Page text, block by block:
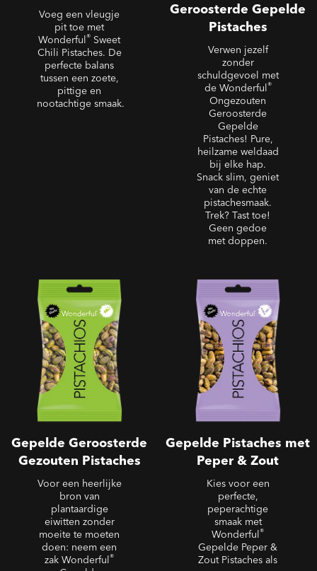
Voeg een vleugje
pit toe met
Wonderful® Sweet
Chili Pistaches. De
perfecte balans
tussen een zoete,
pittige en
nootachtige smaak.
Geroosterde Gepelde
Pistaches
Verwen jezelf
zonder
schuldgevoel met
de Wonderful®
Ongezouten
Geroosterde
Gepelde
Pistaches! Pure,
heilzame weldaad
bij elke hap.
Snack slim, geniet
van de echte
pistachesmaak.
Trek? Tast toe!
Geen gedoe
met doppen.
Geroosterde Gezouten
Pistaches
Gepelde Geroosterde
Gezouten Pistaches
Voor een heerlijke
bron van
plantaardige
eiwitten zonder
moeite te moeten
doen: neem een
zak Wonderful®
Pistaches met Peper &
Gepelde Pistaches met
Peper & Zout
Kies voor een
perfecte,
peperachtige
smaak met
Wonderful®
Gepelde Peper &
Zout Pistaches als